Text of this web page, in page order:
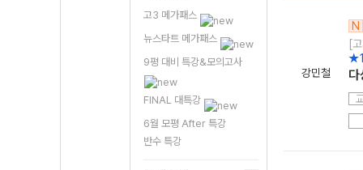
고3 메가패스
뉴스타트 메가패스
9평 대비 특강&모의고사
FINAL 대특강
6월 모평 After 특강
반수 특강
강민철
N
[